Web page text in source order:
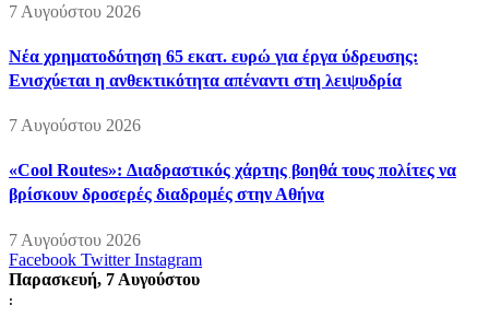
7 Αυγούστου 2026
Νέα χρηματοδότηση 65 εκατ. ευρώ για έργα ύδρευσης:
Ενισχύεται η ανθεκτικότητα απέναντι στη λειψυδρία
7 Αυγούστου 2026
«Cool Routes»: Διαδραστικός χάρτης βοηθά τους πολίτες να
βρίσκουν δροσερές διαδρομές στην Αθήνα
7 Αυγούστου 2026
Facebook Twitter Instagram
Παρασκευή, 7 Αυγούστου
: